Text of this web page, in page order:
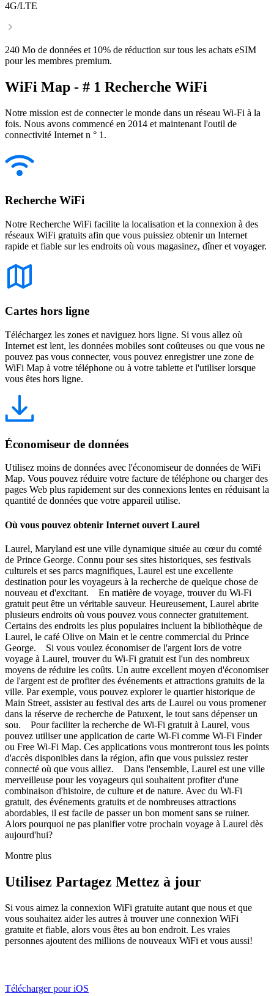
4G/LTE
240 Mo de données et 10% de réduction sur tous les achats eSIM
pour les membres premium.
WiFi Map - # 1 Recherche WiFi
Notre mission est de connecter le monde dans un réseau Wi-Fi à la
fois. Nous avons commencé en 2014 et maintenant l'outil de
connectivité Internet n ° 1.
Recherche WiFi
Notre Recherche WiFi facilite la localisation et la connexion à des
réseaux WiFi gratuits afin que vous puissiez obtenir un Internet
rapide et fiable sur les endroits où vous magasinez, dîner et voyager.
Cartes hors ligne
Téléchargez les zones et naviguez hors ligne. Si vous allez où
Internet est lent, les données mobiles sont coûteuses ou que vous ne
pouvez pas vous connecter, vous pouvez enregistrer une zone de
WiFi Map à votre téléphone ou à votre tablette et l'utiliser lorsque
vous êtes hors ligne.
Économiseur de données
Utilisez moins de données avec l'économiseur de données de WiFi
Map. Vous pouvez réduire votre facture de téléphone ou charger des
pages Web plus rapidement sur des connexions lentes en réduisant la
quantité de données que votre appareil utilise.
Où vous pouvez obtenir Internet ouvert Laurel
Laurel, Maryland est une ville dynamique située au cœur du comté
de Prince George. Connu pour ses sites historiques, ses festivals
culturels et ses parcs magnifiques, Laurel est une excellente
destination pour les voyageurs à la recherche de quelque chose de
nouveau et d'excitant. En matière de voyage, trouver du Wi-Fi
gratuit peut être un véritable sauveur. Heureusement, Laurel abrite
plusieurs endroits où vous pouvez vous connecter gratuitement.
Certains des endroits les plus populaires incluent la bibliothèque de
Laurel, le café Olive on Main et le centre commercial du Prince
George. Si vous voulez économiser de l'argent lors de votre
voyage à Laurel, trouver du Wi-Fi gratuit est l'un des nombreux
moyens de réduire les coûts. Un autre excellent moyen d'économiser
de l'argent est de profiter des événements et attractions gratuits de la
ville. Par exemple, vous pouvez explorer le quartier historique de
Main Street, assister au festival des arts de Laurel ou vous promener
dans la réserve de recherche de Patuxent, le tout sans dépenser un
sou. Pour faciliter la recherche de Wi-Fi gratuit à Laurel, vous
pouvez utiliser une application de carte Wi-Fi comme Wi-Fi Finder
ou Free Wi-Fi Map. Ces applications vous montreront tous les points
d'accès disponibles dans la région, afin que vous puissiez rester
connecté où que vous alliez. Dans l'ensemble, Laurel est une ville
merveilleuse pour les voyageurs qui souhaitent profiter d'une
combinaison d'histoire, de culture et de nature. Avec du Wi-Fi
gratuit, des événements gratuits et de nombreuses attractions
abordables, il est facile de passer un bon moment sans se ruiner.
Alors pourquoi ne pas planifier votre prochain voyage à Laurel dès
aujourd'hui?
Montre plus
Utilisez Partagez Mettez à jour
Si vous aimez la connexion WiFi gratuite autant que nous et que
vous souhaitez aider les autres à trouver une connexion WiFi
gratuite et fiable, alors vous êtes au bon endroit. Les vraies
personnes ajoutent des millions de nouveaux WiFi et vous aussi!
Télécharger pour iOS